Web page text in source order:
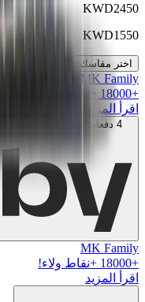
KWD2450
KWD1550
اختر مقاسك
MK Family
+
18000 +نقاط ولاء!
اقرأ المزيد
4 دفعات بدون فوائد بقيمة
MK Family
+
18000 +نقاط ولاء!
اقرأ المزيد